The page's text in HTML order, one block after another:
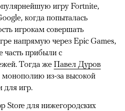
игру Fortnite,
когда попыталась
игрокам совершать
напрямую через Epic Games,
часть прибыли с
Тогда же Павел Дуров
монополию из-за высокой
для игр.
Store для нижегородских